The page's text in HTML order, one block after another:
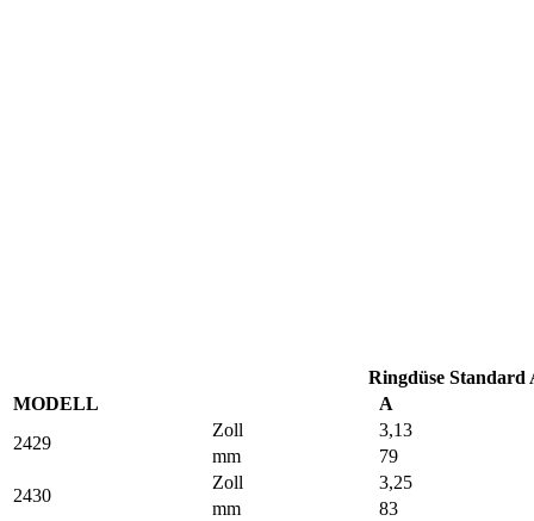
Ringdüse Standard
MODELL
A
2429
Zoll
3,13
mm
79
2430
Zoll
3,25
mm
83